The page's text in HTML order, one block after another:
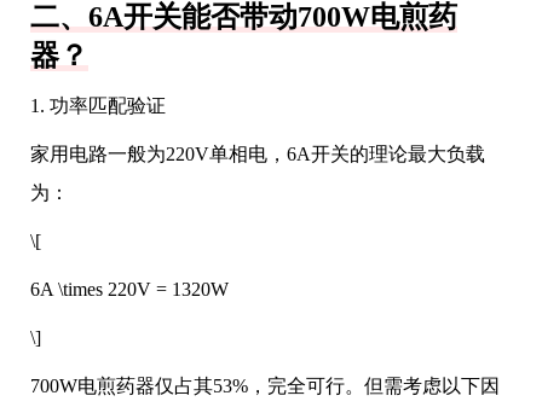
二、6A开关能否带动700W电煎药
器？
1. 功率匹配验证
家用电路一般为220V单相电，6A开关的理论最大负载
为：
\[
6A \times 220V = 1320W
\]
700W电煎药器仅占其53%，完全可行。但需考虑以下因